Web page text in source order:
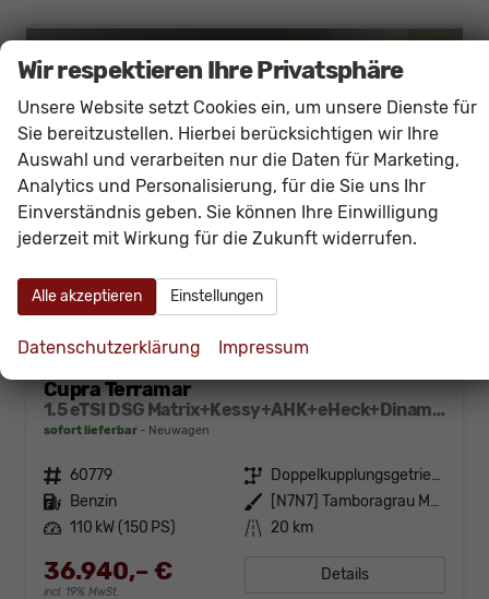
Cupra Terramar
1.5 eTSI DSG Matrix+Kessy+AHK+eHeck+Dinamica+CarPlay+eHeck+GV5
sofort lieferbar Neuwagen
Fahrzeugnr. 60779 Getriebe
Doppelkupplungsgetriebe (DSG)
Kraftstoff Benzin Außenfarbe
[N7N7] Tamboragrau Metallic
Leistung 110 kW (150 PS) Kilometerstand 20 km
36.940,– €
incl. 19% MwSt.
Details
Wir respektieren Ihre Privatsphäre
Unsere Website setzt Cookies ein, um unsere Dienste für
Sie bereitzustellen. Hierbei berücksichtigen wir Ihre
Auswahl und verarbeiten nur die Daten für Marketing,
Analytics und Personalisierung, für die Sie uns Ihr
Einverständnis geben. Sie können Ihre Einwilligung
jederzeit mit Wirkung für die Zukunft widerrufen.
Alle akzeptieren Einstellungen
Datenschutzerklärung Impressum